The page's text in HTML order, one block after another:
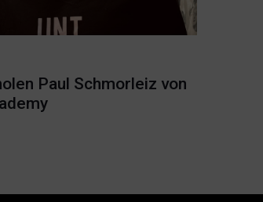
Paul Schmorleiz von